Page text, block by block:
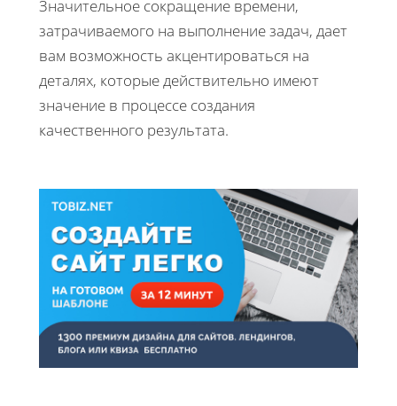
Значительное сокращение времени,
затрачиваемого на выполнение задач, дает
вам возможность акцентироваться на
деталях, которые действительно имеют
значение в процессе создания
качественного результата.